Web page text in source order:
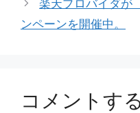
ー
楽天プロバイダ
ンペーンを開催中。
コメントす